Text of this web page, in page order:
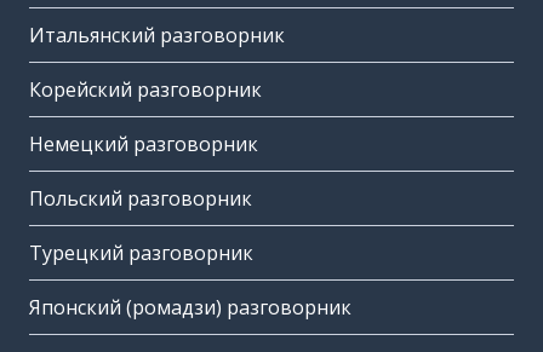
Итальянский разговорник
Корейский разговорник
Немецкий разговорник
Польский разговорник
Турецкий разговорник
Японский (ромадзи) разговорник